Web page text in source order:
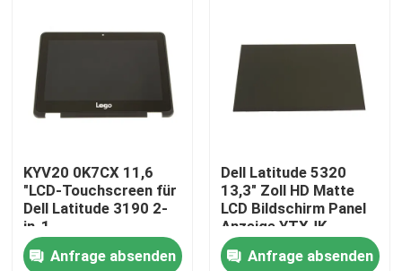
Nach Hause
KYV20 0K7CX 11,6
"LCD-Touchscreen für
Dell Latitude 3190 2-
in-1
Anfrage absenden
Dell Latitude 5320
13,3" Zoll HD Matte
LCD Bildschirm Panel
Anzeige YTXJK
Anfrage absenden